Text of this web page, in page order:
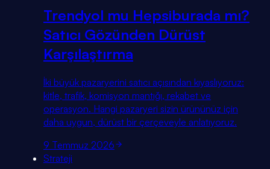
Trendyol mu Hepsiburada mı?
Satıcı Gözünden Dürüst
Karşılaştırma
İki büyük pazaryerini satıcı açısından kıyaslıyoruz:
kitle, trafik, komisyon mantığı, rekabet ve
operasyon. Hangi pazaryeri sizin ürününüz için
daha uygun, dürüst bir çerçeveyle anlatıyoruz.
9 Temmuz 2026
Strateji